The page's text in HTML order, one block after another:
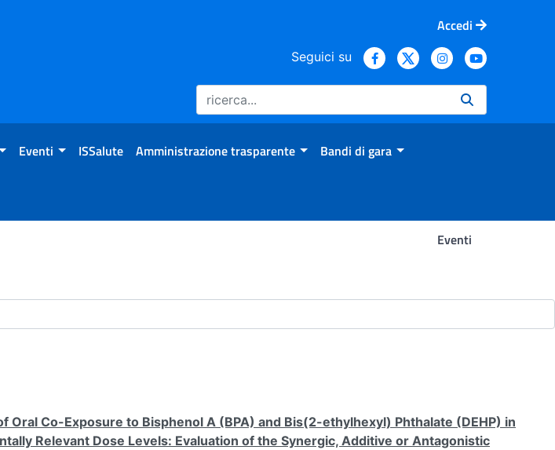
Accedi
Seguici su
Eventi ISSalute Amministrazione trasparente Bandi di gara
Eventi
Oral Co-Exposure to Bisphenol A (BPA) and Bis(2-ethylhexyl) Phthalate (DEHP) in
Relevant Dose Levels: Evaluation of the Synergic, Additive or Antagonistic